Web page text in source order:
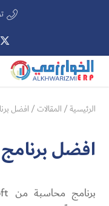
الرئيسية/ المقالات/ افضل
افضل